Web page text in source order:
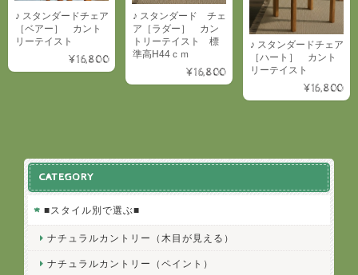
♪ スタンダードチェア
［ベアー］ カント
リーテイスト
¥16,800
♪ スタンダード チェ
ア［ラダー］ カン
トリーテイスト 標
準高H44ｃｍ
¥16,800
♪ スタンダードチェア
［ハート］ カント
リーテイスト
¥16,800
CATEGORY
■スタイル別で選ぶ■
ナチュラルカントリー（木目が見える）
ナチュラルカントリー（ペイント）